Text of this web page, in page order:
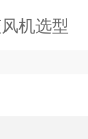
机选型